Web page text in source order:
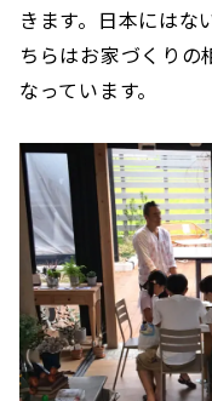
きます。日本にはな
ちらはお家づくりの
なっています。